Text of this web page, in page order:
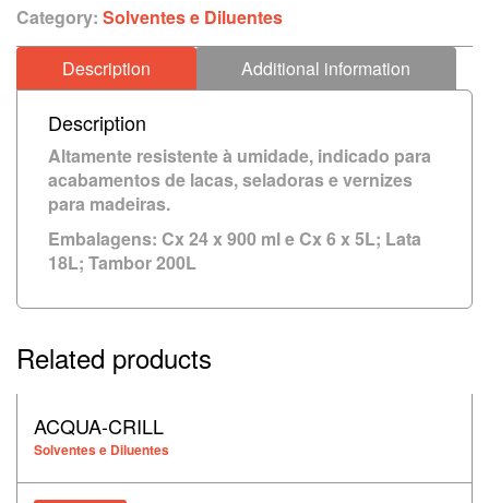
Category: Solventes e Diluentes
Description Additional information
Description
Altamente resistente à umidade, indicado para
acabamentos de lacas, seladoras e vernizes
para madeiras.
Embalagens: Cx 24 x 900 ml e Cx 6 x 5L; Lata
18L; Tambor 200L
Related products
ACQUA-CRILL
Solventes e Diluentes